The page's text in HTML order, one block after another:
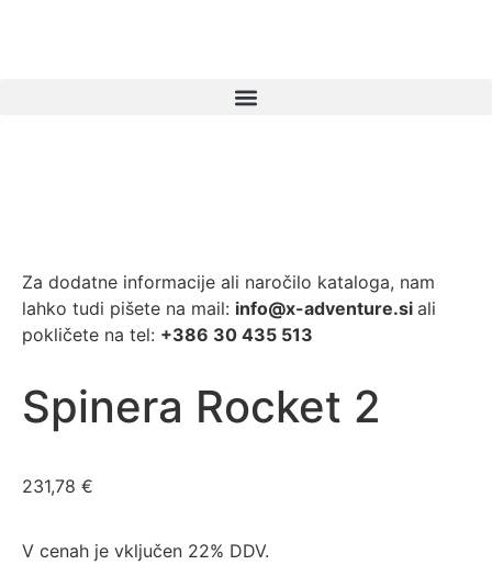
Za dodatne informacije ali naročilo kataloga, nam
lahko tudi pišete na mail: info@x-adventure.si ali
pokličete na tel: +386 30 435 513
Spinera Rocket 2
231,78 €
V cenah je vključen 22% DDV.